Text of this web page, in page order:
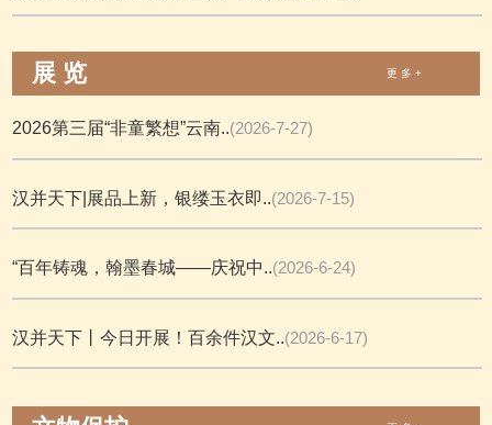
展 览 更 多 +
2026第三届“非童繁想”云南..(2026-7-27)
汉并天下|展品上新，银缕玉衣即..(2026-7-15)
“百年铸魂，翰墨春城——庆祝中..(2026-6-24)
汉并天下丨今日开展！百余件汉文..(2026-6-17)